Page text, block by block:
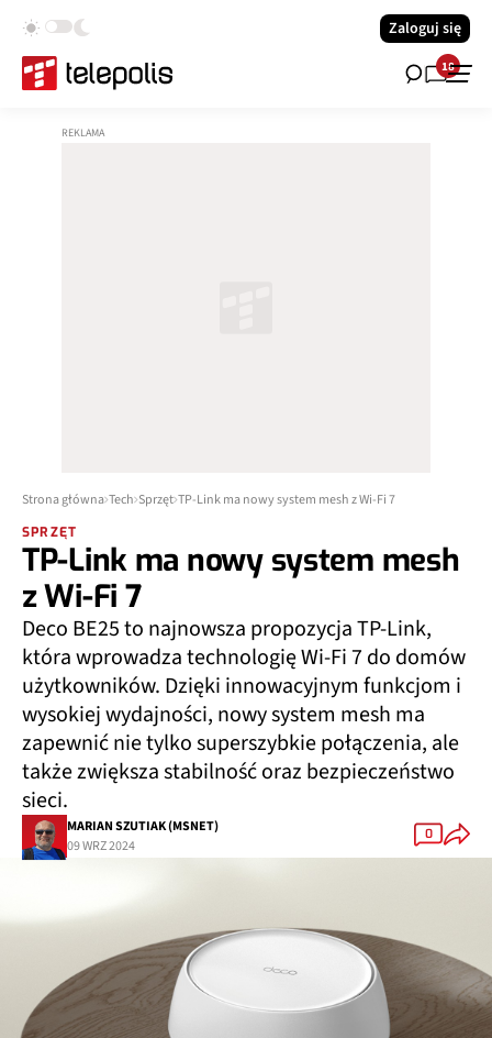
Zaloguj się
18
Strona główna Tech Sprzęt TP-Link ma nowy system mesh z Wi-Fi 7
SPRZĘT
TP-Link ma nowy system mesh
z Wi-Fi 7
Deco BE25 to najnowsza propozycja TP-Link,
która wprowadza technologię Wi-Fi 7 do domów
użytkowników. Dzięki innowacyjnym funkcjom i
wysokiej wydajności, nowy system mesh ma
zapewnić nie tylko superszybkie połączenia, ale
także zwiększa stabilność oraz bezpieczeństwo
sieci.
MARIAN SZUTIAK (MSNET)
09 WRZ 2024
0